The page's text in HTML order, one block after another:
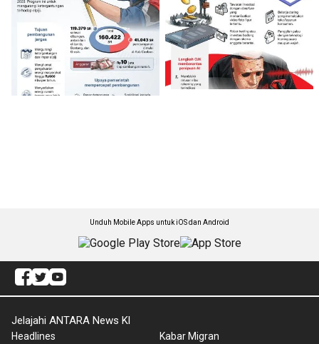
Unduh Mobile Apps untuk iOS dan Android
Jelajahi ANTARA News Kl
Headlines Kabar Migran